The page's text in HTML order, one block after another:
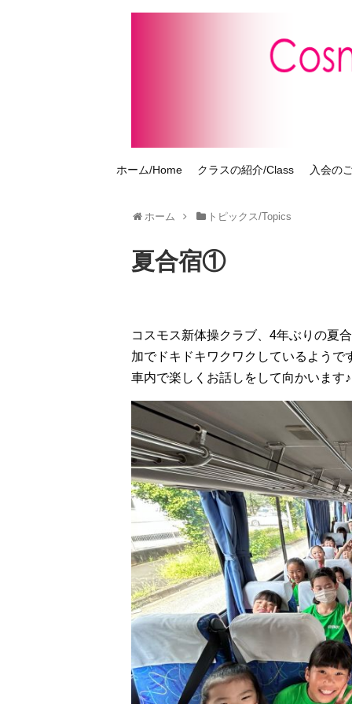
ホーム/Home クラスの紹介/Class 入会の
ホーム トピックス/Topics
夏合宿①
コスモス新体操クラブ、4年ぶりの夏
加でドキドキワクワクしているよう
車内で楽しくお話しをして向かいます♪